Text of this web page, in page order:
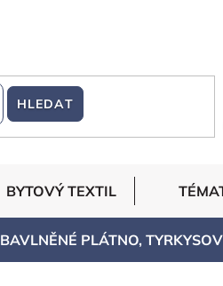
HLEDAT
BYTOVÝ TEXTIL
BAVLNĚNÉ PLÁTNO,